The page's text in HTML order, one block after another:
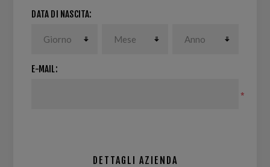
DATA DI NASCITA:
E-MAIL:
*
DETTAGLI AZIENDA